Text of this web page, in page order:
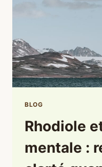
BLOG
Rhodiole
mentale :